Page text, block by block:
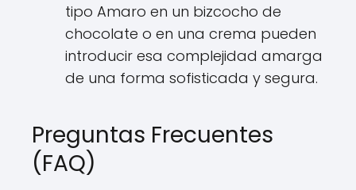
tipo Amaro en un bizcocho de
chocolate o en una crema pueden
introducir esa complejidad amarga
de una forma sofisticada y segura.
Preguntas Frecuentes
(FAQ)